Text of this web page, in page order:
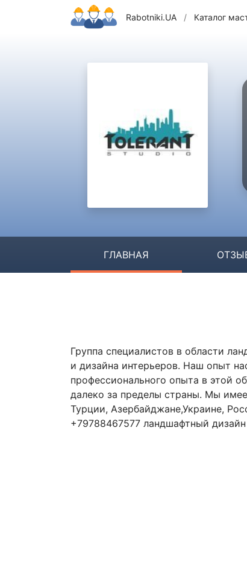
Rabotniki.UA / Каталог
ГЛАВНАЯ
Группа специалистов в области
и дизайна интерьеров. Наш опыт
профессионального опыта в этой
далеко за пределы страны. Мы
Турции, Азербайджане,Украине,
+79788467577 ландшафтный дизайн